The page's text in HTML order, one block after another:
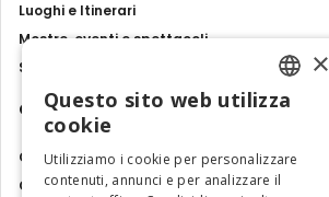
Luoghi e Itinerari
Mostre, eventi e spettacoli
Storie e tradizioni
Contatti
Chi siamo
Collabora con noi
ENGLISH
ITALIAN
×
Questo sito web utilizza
cookie
Utilizziamo i cookie per personalizzare
contenuti, annunci e per analizzare il